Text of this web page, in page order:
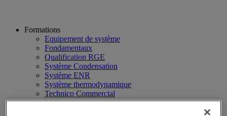
Formations
Equipement de système
Fondamentaux
Qualification RGE
Système Condensation
Système ENR
Système thermodynamique
Technico Commercial
Webinaire